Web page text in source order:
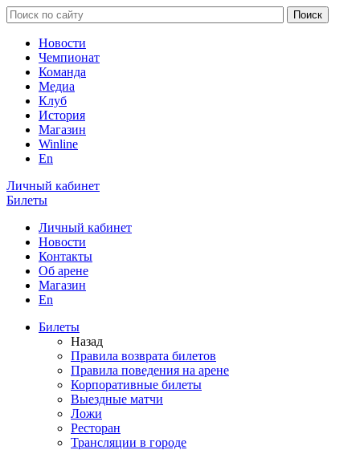
Новости
Чемпионат
Команда
Медиа
Клуб
История
Магазин
Winline
En
Личный кабинет
Билеты
Личный кабинет
Новости
Контакты
Об арене
Магазин
En
Билеты
Назад
Правила возврата билетов
Правила поведения на арене
Корпоративные билеты
Выездные матчи
Ложи
Ресторан
Трансляции в городе